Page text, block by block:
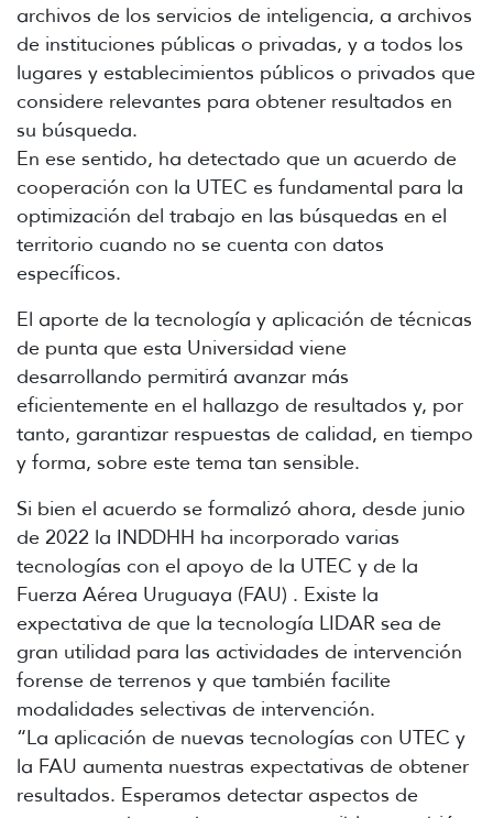
archivos de los servicios de inteligencia, a archivos
de instituciones públicas o privadas, y a todos los
lugares y establecimientos públicos o privados que
considere relevantes para obtener resultados en
su búsqueda.
En ese sentido, ha detectado que un acuerdo de
cooperación con la UTEC es fundamental para la
optimización del trabajo en las búsquedas en el
territorio cuando no se cuenta con datos
específicos.
El aporte de la tecnología y aplicación de técnicas
de punta que esta Universidad viene
desarrollando permitirá avanzar más
eficientemente en el hallazgo de resultados y, por
tanto, garantizar respuestas de calidad, en tiempo
y forma, sobre este tema tan sensible.
Si bien el acuerdo se formalizó ahora, desde junio
de 2022 la INDDHH ha incorporado varias
tecnologías con el apoyo de la UTEC y de la
Fuerza Aérea Uruguaya (FAU) . Existe la
expectativa de que la tecnología LIDAR sea de
gran utilidad para las actividades de intervención
forense de terrenos y que también facilite
modalidades selectivas de intervención.
“La aplicación de nuevas tecnologías con UTEC y
la FAU aumenta nuestras expectativas de obtener
resultados. Esperamos detectar aspectos de